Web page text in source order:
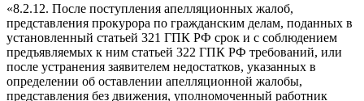
«8.2.12. После поступления апелляционных жалоб,
представления прокурора по гражданским делам, поданных в
установленный статьей 321 ГПК РФ срок и с соблюдением
предъявляемых к ним статьей 322 ГПК РФ требований, или
после устранения заявителем недостатков, указанных в
определении об оставлении апелляционной жалобы,
представления без движения, уполномоченный работник